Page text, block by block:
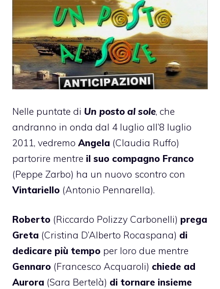
Nelle puntate di Un posto al sole, che
andranno in onda dal 4 luglio all’8 luglio
2011, vedremo Angela (Claudia Ruffo)
partorire mentre il suo compagno Franco
(Peppe Zarbo) ha un nuovo scontro con
Vintariello (Antonio Pennarella).
Roberto (Riccardo Polizzy Carbonelli) prega
Greta (Cristina D’Alberto Rocaspana) di
dedicare più tempo per loro due mentre
Gennaro (Francesco Acquaroli) chiede ad
Aurora (Sara Bertelà) di tornare insieme